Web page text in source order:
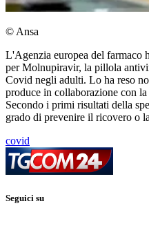
© Ansa
L'Agenzia europea del farmaco
per Molnupiravir, la pillola
Covid negli adulti. Lo ha reso
produce in collaborazione con
Secondo i primi risultati della
grado di prevenire il ricovero o
covid
Seguici su